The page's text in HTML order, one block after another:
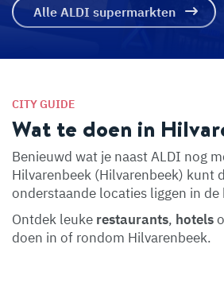
Alle ALDI supermarkten
CITY GUIDE
Wat te doen in
Benieuwd wat je naast ALDI nog
Hilvarenbeek (Hilvarenbeek) kunt
onderstaande locaties liggen in de
Ontdek leuke restaurants, hotels
doen in of rondom Hilvarenbeek.